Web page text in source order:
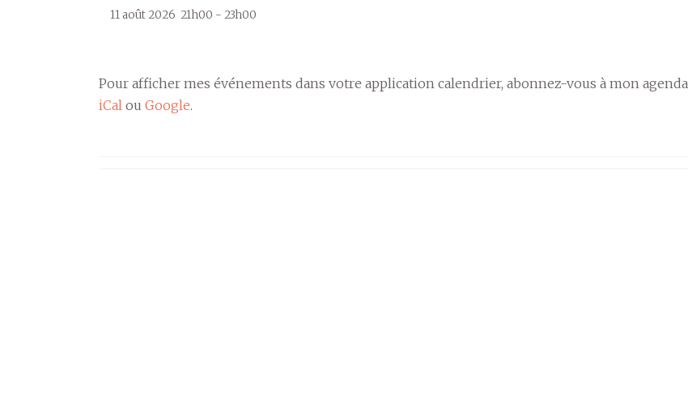
11 août 2026 21h00 - 23h00
Pour afficher mes événements dans votre application calendrier, abonnez-vous à mon agenda
iCal ou Google.